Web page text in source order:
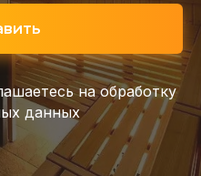
на обработку
данных